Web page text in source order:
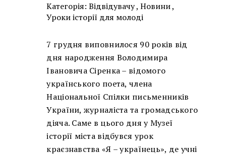
Категорія: Відвідувачу,Новини,
Уроки історії для молоді
7 грудня виповнилося 90 років від
дня народження Володимира
Івановича Сіренка – відомого
українського поета, члена
Національної Спілки письменників
України, журналіста та громадського
діяча. Саме в цього дня у Музеї
історії міста відбувся урок
краєзнавства «Я – українець», де учні